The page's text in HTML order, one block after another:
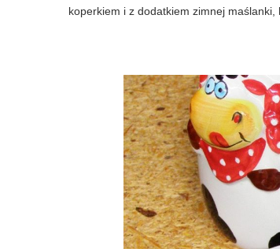
koperkiem i z dodatkiem zimnej maślanki,